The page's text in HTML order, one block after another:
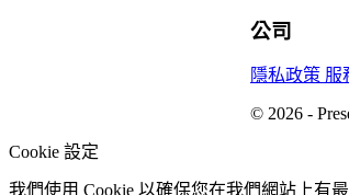
公司
隱私政策 服
© 2026 -
Cookie 設定
我們使用 Cookie 以確保您在我們網站上有